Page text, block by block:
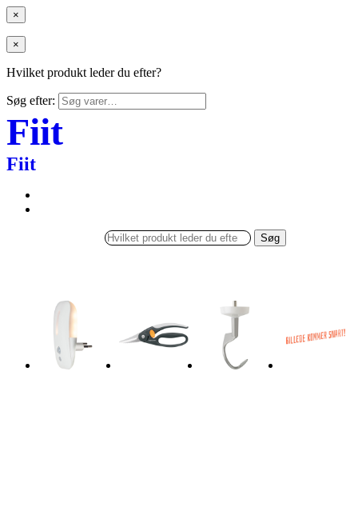
×
×
Hvilket produkt leder du efter?
Søg efter:
Fiit
Fiit
Søg